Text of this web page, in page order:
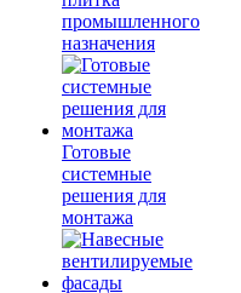
промышленного
назначения
Готовые
системные
решения для
монтажа